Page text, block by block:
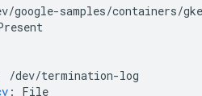
google-samples/containers/
/dev/termination-log
:
File